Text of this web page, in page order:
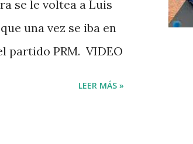
se le voltea a Luis
una vez se iba en
partido PRM. VIDEO
LEER MÁS »